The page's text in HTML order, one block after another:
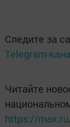
Следите за
Telegram-
Читайте
https://